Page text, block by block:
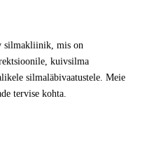
silmakliinik, mis on
kuivsilma
silmaläbivaatustele. Meie
tervise kohta.